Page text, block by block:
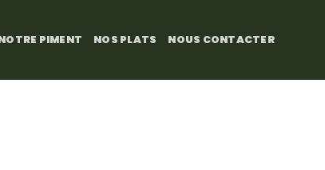
PIMENT NOS PLATS NOUS CONTACTER